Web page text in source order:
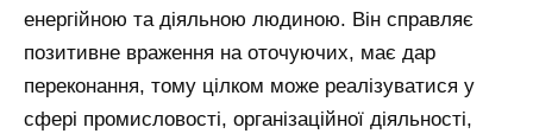
енергійною та діяльною людиною. Він справляє
позитивне враження на оточуючих, має дар
переконання, тому цілком може реалізуватися у
сфері промисловості, організаційної діяльності,